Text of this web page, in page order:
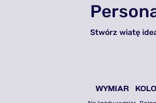
Stwórz wiatę
WYMIAR